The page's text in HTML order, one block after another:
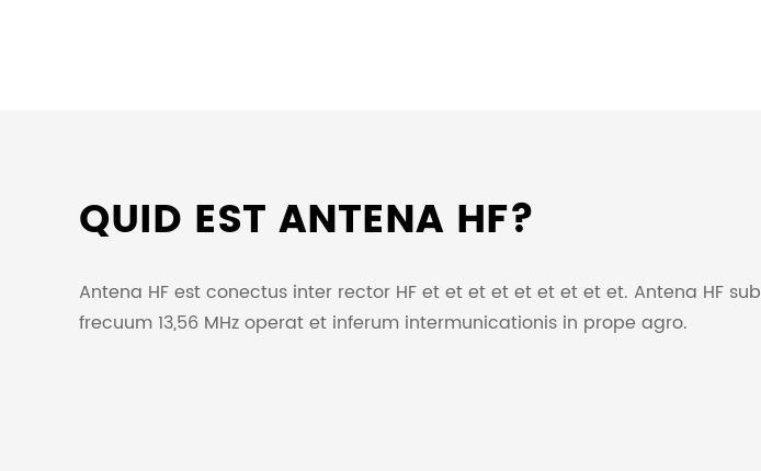
QUID EST ANTENA HF?
Antena HF est conectus inter rector HF et et et et et et et et et. Antena HF sub
frecuum 13,56 MHz operat et inferum intermunicationis in prope agro.